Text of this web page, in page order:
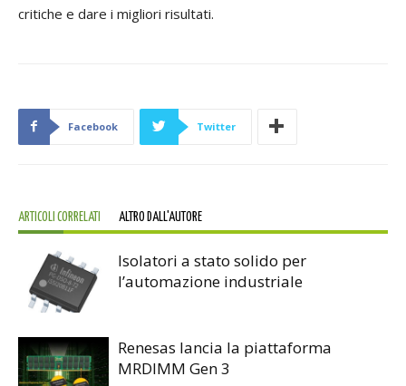
critiche e dare i migliori risultati.
Facebook Twitter
ARTICOLI CORRELATI ALTRO DALL'AUTORE
Isolatori a stato solido per
l’automazione industriale
Renesas lancia la piattaforma
MRDIMM Gen 3